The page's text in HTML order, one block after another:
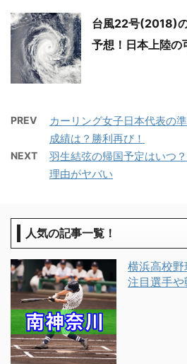
台風22号(2018)
予想！日本上陸の
PREV
カーリング女子日本代表の
成績は？勝利再び！
NEXT
羽生結弦の帰国予定はいつ
理由がヤバい
人気の記事一覧！
横浜高校
注目選手や